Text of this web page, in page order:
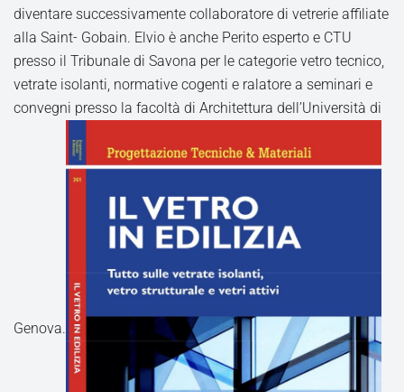
diventare successivamente collaboratore di vetrerie affiliate
alla Saint- Gobain. Elvio è anche Perito esperto e CTU
presso il Tribunale di Savona per le categorie vetro tecnico,
vetrate isolanti, normative cogenti e ralatore a seminari e
convegni presso la facoltà di Architettura dell’Università di
Genova.